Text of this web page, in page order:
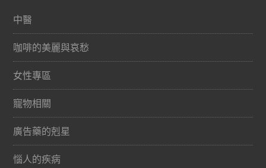
中醫
咖啡的美麗與哀愁
女性專區
寵物相關
廣告藥的剋星
惱人的疾病